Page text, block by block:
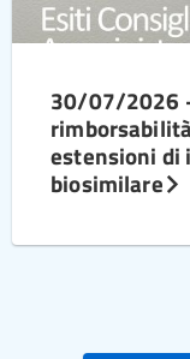
30/07/2026 -
estensioni di
biosimilare